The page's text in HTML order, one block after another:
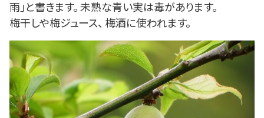
雨」と書きます。 未熟な青い実は毒があります。
梅干しや梅ジュース、 梅酒に使われます。